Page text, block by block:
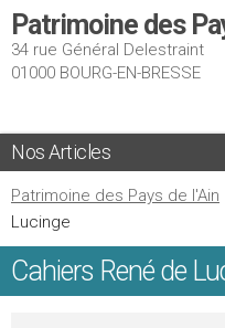
Patrimoine des
34 rue Général Delestraint
01000 BOURG-EN-BRESSE
Nos Articles
Patrimoine des Pays de l'Ain
Lucinge
Cahiers René de